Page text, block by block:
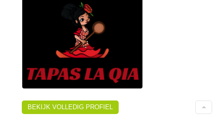
BEKIJK VOLLEDIG PROFIEL